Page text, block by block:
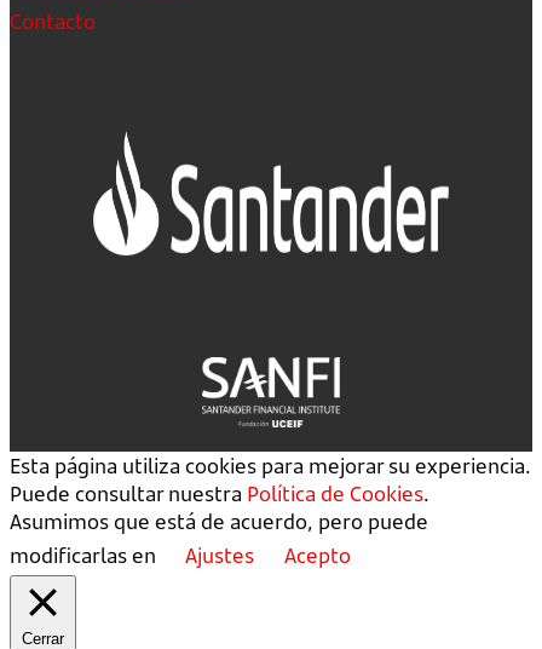
Contacto
Esta página utiliza cookies para mejorar su experiencia.
Puede consultar nuestra Política de Cookies.
Asumimos que está de acuerdo, pero puede
modificarlas en
Ajustes Acepto
Cerrar